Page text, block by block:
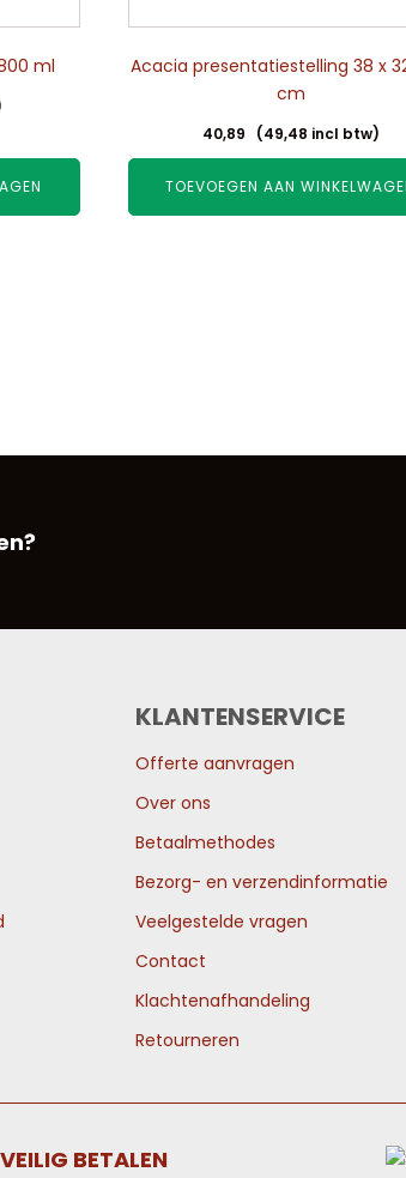
ml
Acacia presentatiestelling 38 x
cm
40,89 (49,48 incl btw)
TOEVOEGEN AAN
KLANTENSERVICE
Offerte aanvragen
Over ons
Betaalmethodes
Bezorg- en verzendinformatie
Veelgestelde vragen
Contact
Klachtenafhandeling
Retourneren
VEILIG BETALEN